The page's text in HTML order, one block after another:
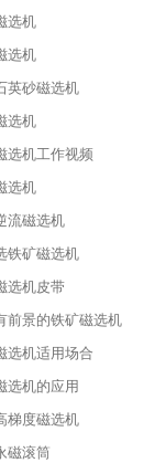
选机
选机
英砂磁选机
选机
选机工作视频
选机
流磁选机
铁矿磁选机
选机皮带
前景的铁矿磁选机
选机适用场合
选机的应用
梯度磁选机
磁滚筒